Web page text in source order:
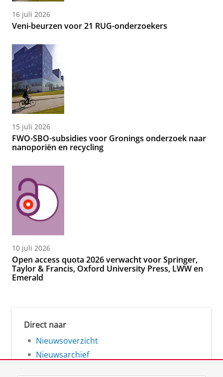
16 juli 2026
Veni-beurzen voor 21 RUG-onderzoekers
15 juli 2026
FWO-SBO-subsidies voor Gronings onderzoek naar
nanoporiën en recycling
10 juli 2026
Open access quota 2026 verwacht voor Springer,
Taylor & Francis, Oxford University Press, LWW en
Emerald
Direct naar
Nieuwsoverzicht
Nieuwsarchief